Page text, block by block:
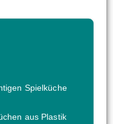
Spielküche
aus Plastik